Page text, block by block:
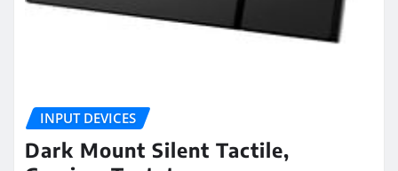
INPUT DEVICES
Dark Mount Silent Tactile,